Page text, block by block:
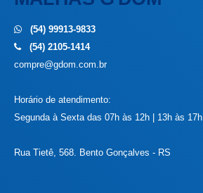
(54) 99913-9833
(54) 2105-1414
compre@gdom.com.br
Horário de atendimento:
Segunda à Sexta das 07h às 12h | 13h às 17h
Rua Tietê, 568. Bento Gonçalves - RS